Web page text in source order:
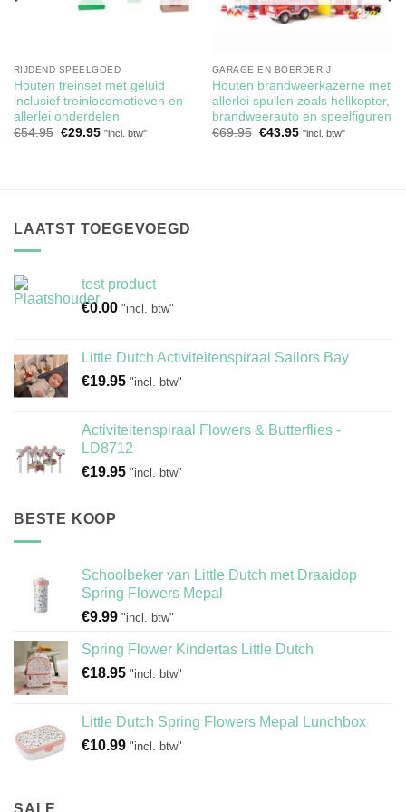
RIJDEND SPEELGOED
Houten treinset met geluid
inclusief treinlocomotieven en
allerlei onderdelen
€54.95 Oorspronkelijke
€29.95Huidige
"incl. btw"
GARAGE EN BOERDERIJ
Houten brandweerkazerne met
allerlei spullen zoals helikopter,
brandweerauto en speelfiguren
€69.95 Oorspronkelijke
€43.95Huidige
"incl. btw"
LAATST TOEGEVOEGD
test product
€0.00 "incl. btw"
Little Dutch Activiteitenspiraal Sailors Bay
€19.95 "incl. btw"
Activiteitenspiraal Flowers & Butterflies -
LD8712
€19.95 "incl. btw"
BESTE KOOP
Schoolbeker van Little Dutch met Draaidop
Spring Flowers Mepal
€9.99 "incl. btw"
Spring Flower Kindertas Little Dutch
€18.95 "incl. btw"
Little Dutch Spring Flowers Mepal Lunchbox
€10.99 "incl. btw"
SALE